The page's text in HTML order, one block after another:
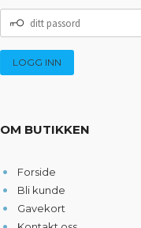
PASSORD
OM BUTIKKEN
Forside
Bli kunde
Gavekort